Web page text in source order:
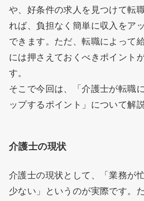
や、好条件の求人を見つけて転
れば、負担なく簡単に収入をア
できます。ただ、転職によって
には押さえておくべきポイント
す。
そこで今回は、「介護士が転職
ップするポイント」について解
介護士の現状
介護士の現状として、「業務が
少ない」というのが実際です。